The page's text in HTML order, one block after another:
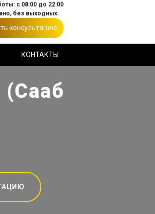
с 08:00 до 22:00
без выходных.
консультацию
КОНТАКТЫ
(Сааб